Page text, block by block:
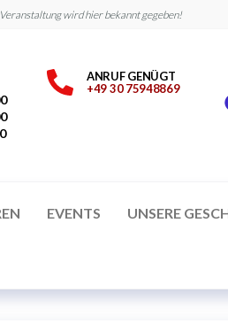
wird hier bekannt gegeben!
ANRUF GENÜGT
+49 30 75948869
EVENTS UNSERE